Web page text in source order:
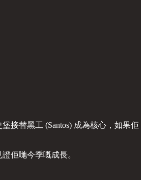
接替黑工 (Santos) 成為核心，如果佢
佢哋今季嘅成長。